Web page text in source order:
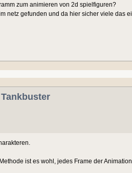
zum animieren von 2d spielfiguren?
netz gefunden und da hier sicher viele das
Tankbuster
ist es wohl, jedes Frame der